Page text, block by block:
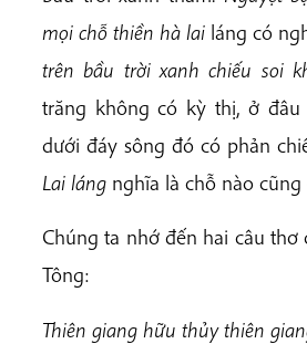
mọi chỗ thiền hà lai láng có
trên bầu trời xanh chiếu soi
trăng không có kỳ thị, ở
dưới đáy sông đó có phản
Lai láng nghĩa là chỗ nào cũng
Chúng ta nhớ đến hai câu thơ
Tông:
Thiên giang hữu thủy thiên